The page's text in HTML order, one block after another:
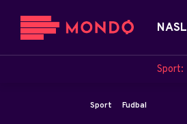
Sport:
Sport Fudbal